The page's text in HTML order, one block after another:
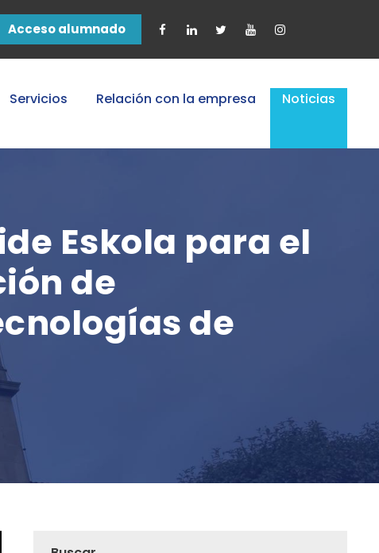
Acceso alumnado
Servicios Relación con la empresa Noticias
Eskola para el
de
de